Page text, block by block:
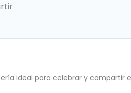
ideal para celebrar y compartir